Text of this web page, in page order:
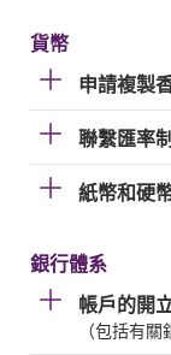
貨幣
申請複製
聯繫匯率
紙幣和硬
銀行體系
帳戶的開
（包括有